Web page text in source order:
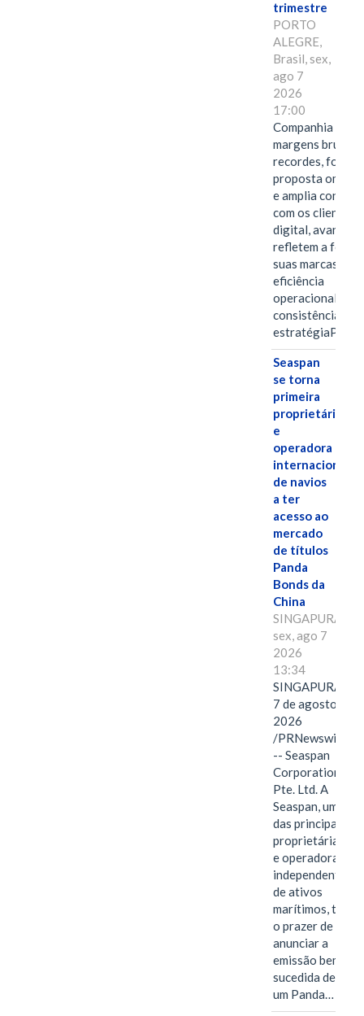
trimestre
PORTO
ALEGRE,
Brasil, sex,
ago 7
2026
17:00
Companhia
margens brutas
recordes,
proposta
e amplia
com os clientes
digital, avanços
refletem a força
suas marcas, a
eficiência
operacional e a
consistência de
Seaspan
se torna
primeira
proprietária
e
operadora
internacional
de navios
a ter
acesso ao
mercado
de títulos
Panda
Bonds da
China
SINGAPURA,
sex, ago 7
2026
13:34
SINGAPURA,
7 de agosto de
2026
/PRNewswire/
-- Seaspan
Corporation
Pte. Ltd. A
Seaspan, uma
das principais
proprietárias
e operadoras
independentes
de ativos
marítimos, tem
o prazer de
anunciar a
emissão bem-
sucedida de
um Panda…